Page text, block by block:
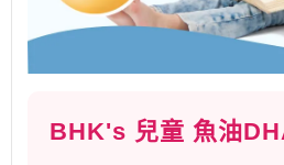
BHK's 兒童 魚油